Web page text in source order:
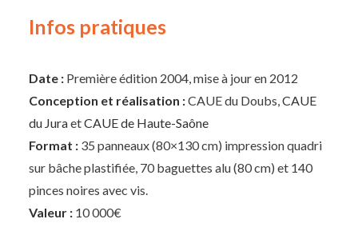
Infos pratiques
Date : Première édition 2004, mise à jour en 2012
Conception et réalisation :CAUE du Doubs,CAUE
du JuraetCAUE de Haute-Saône
Format : 35 panneaux (80×130 cm) impression quadri
sur bâche plastifiée, 70 baguettes alu (80 cm) et 140
pinces noires avec vis.
Valeur : 10 000€